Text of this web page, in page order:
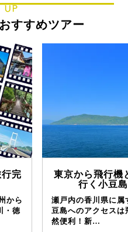
UP
すすめツアー
行完
から
・徳
東京から飛行機
行く小豆
瀬戸内の香川県に属
豆島へのアクセスは
然便利！新…